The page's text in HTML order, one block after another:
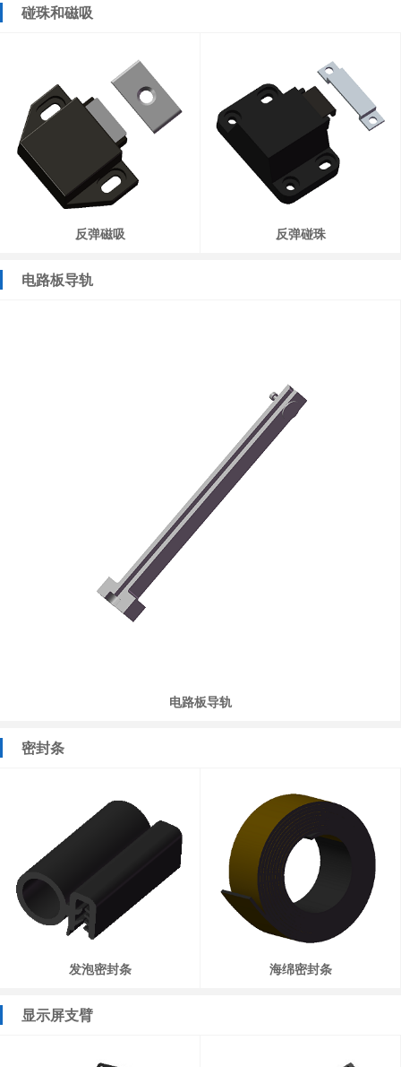
碰珠和磁吸
反弹磁吸 反弹碰珠
电路板导轨
电路板导轨
密封条
发泡密封条 海绵密封条
显示屏支臂